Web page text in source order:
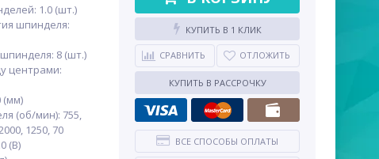
1.0 (шт.)
шпинделя:
8 (шт.)
центрами:
(мм)
(об/мин): 755,
1250, 70
(В)
КУПИТЬ В 1 КЛИК
СРАВНИТЬ ОТЛОЖИТЬ
КУПИТЬ В РАССРОЧКУ
ВСЕ СПОСОБЫ ОПЛАТЫ